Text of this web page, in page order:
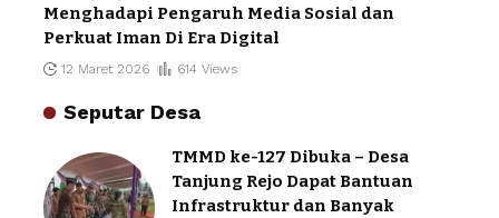
Menghadapi Pengaruh Media Sosial dan
Perkuat Iman Di Era Digital
12 Maret 2026 614 Views
Seputar Desa
TMMD ke-127 Dibuka – Desa
Tanjung Rejo Dapat Bantuan
Infrastruktur dan Banyak